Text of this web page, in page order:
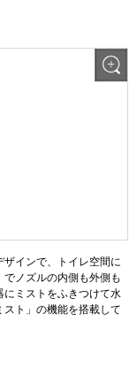
インで、トイレ空間に
ノズルの内側も外側も
ミストをふきつけて水
ト」の機能を搭載して